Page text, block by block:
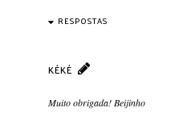
RESPOSTAS
KÉKÉ
Muito obrigada! Beijinho